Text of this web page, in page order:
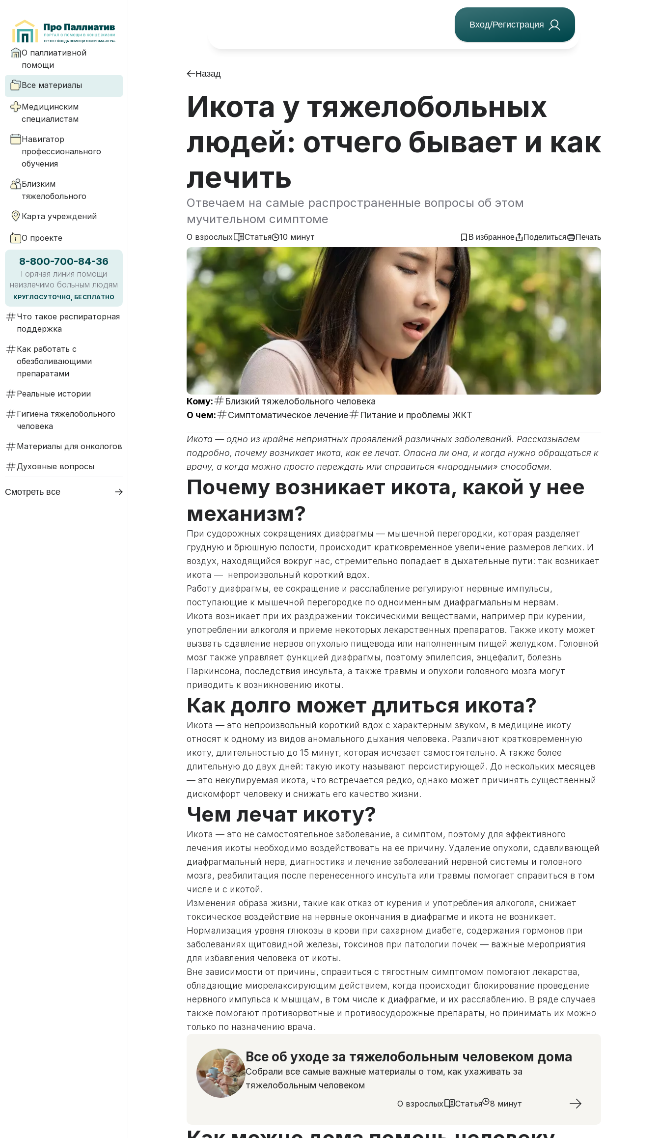
Вход/Регистрация
О паллиативной
помощи
Все материалы
Медицинским
специалистам
Навигатор
профессионального
обучения
Близким
тяжелобольного
Карта учреждений
О проекте
8-800-700-84-36
Горячая линия помощи
неизлечимо больным людям
КРУГЛОСУТОЧНО, БЕСПЛАТНО
Что такое респираторная
поддержка
Как работать с
обезболивающими
препаратами
Реальные истории
Гигиена тяжелобольного
человека
Материалы для онкологов
Духовные вопросы
Смотреть все
Назад
Икота у тяжелобольных
людей: отчего бывает и как
лечить
Отвечаем на самые распространенные вопросы об этом
мучительном симптоме
О взрослых Статья 10 минут В избранное Поделиться Печать
Кому:
Близкий тяжелобольного человека
О чем:
Симптоматическое лечение Питание и проблемы ЖКТ
Икота — одно из крайне неприятных проявлений различных заболеваний. Рассказываем
подробно, почему возникает икота, как ее лечат. Опасна ли она, и когда нужно обращаться к
врачу, а когда можно просто переждать или справиться «народными» способами.
Почему возникает икота, какой у нее
механизм?
При судорожных сокращениях диафрагмы — мышечной перегородки, которая разделяет
грудную и брюшную полости, происходит кратковременное увеличение размеров легких. И
воздух, находящийся вокруг нас, стремительно попадает в дыхательные пути: так возникает
икота — непроизвольный короткий вдох.
Работу диафрагмы, ее сокращение и расслабление регулируют нервные импульсы,
поступающие к мышечной перегородке по одноименным диафрагмальным нервам.
Икота возникает при их раздражении токсическими веществами, например при курении,
употреблении алкоголя и приеме некоторых лекарственных препаратов. Также икоту может
вызвать сдавление нервов опухолью пищевода или наполненным пищей желудком. Головной
мозг также управляет функцией диафрагмы, поэтому эпилепсия, энцефалит, болезнь
Паркинсона, последствия инсульта, а также травмы и опухоли головного мозга могут
приводить к возникновению икоты.
Как долго может длиться икота?
Икота — это непроизвольный короткий вдох с характерным звуком, в медицине икоту
относят к одному из видов аномального дыхания человека. Различают кратковременную
икоту, длительностью до 15 минут, которая исчезает самостоятельно. А также более
длительную до двух дней: такую икоту называют персистирующей. До нескольких месяцев
— это некупируемая икота, что встречается редко, однако может причинять существенный
дискомфорт человеку и снижать его качество жизни.
Чем лечат икоту?
Икота — это не самостоятельное заболевание, а симптом, поэтому для эффективного
лечения икоты необходимо воздействовать на ее причину. Удаление опухоли, сдавливающей
диафрагмальный нерв, диагностика и лечение заболеваний нервной системы и головного
мозга, реабилитация после перенесенного инсульта или травмы помогает справиться в том
числе и с икотой.
Изменения образа жизни, такие как отказ от курения и употребления алкоголя, снижает
токсическое воздействие на нервные окончания в диафрагме и икота не возникает.
Нормализация уровня глюкозы в крови при сахарном диабете, содержания гормонов при
заболеваниях щитовидной железы, токсинов при патологии почек — важные мероприятия
для избавления человека от икоты.
Вне зависимости от причины, справиться с тягостным симптомом помогают лекарства,
обладающие миорелаксирующим действием, когда происходит блокирование проведение
нервного импульса к мышцам, в том числе к диафрагме, и их расслаблению. В ряде случаев
также помогают противорвотные и противосудорожные препараты, но принимать их можно
только по назначению врача.
Все об уходе за тяжелобольным человеком дома
Собрали все самые важные материалы о том, как ухаживать за
тяжелобольным человеком
О взрослых Статья 8 минут